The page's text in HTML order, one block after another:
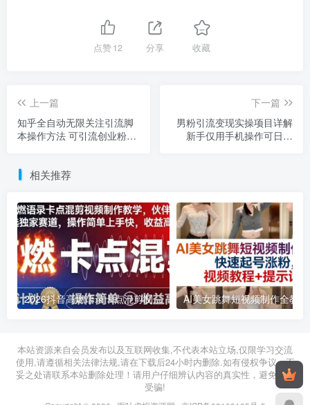
点赞12 分享 收藏
上一篇
知乎全自动无限关注引流脚
本操作方法 可引流创业粉实
下一篇
男粉引流变现实操项目详解
新手仅用手机操作可日入
相关推荐
2026抖音高燃语录卡点混剪制作教学 伙伴计划低门槛增收教程
2026年03月11日 2026年03月28日
本站资源来自会员发布以及互联网收集,不代表本站立场,仅限学习交流
使用,请遵循相关法律法规,请在下载后24小时内删除.如有侵权争议、不
妥之处请联系本站删除处理！请用户仔细辨认内容的真实性，避免上当
受骗!